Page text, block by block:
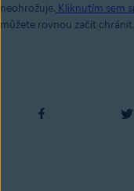
neohrožuje. Kliknutím sem
můžete rovnou začít chránit.